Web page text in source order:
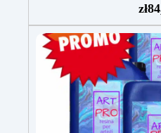
Nr 2. Zestaw
+ 100 akcesoriów:500
epoksydowej One to
akcesoriów do
g żywicy, 12 dodatków
kwiaty, silikonową
końcówki do
zł